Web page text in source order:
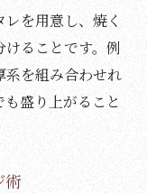
を用意し、焼く
ることです。例
系を組み合わせれ
盛り上がること
術